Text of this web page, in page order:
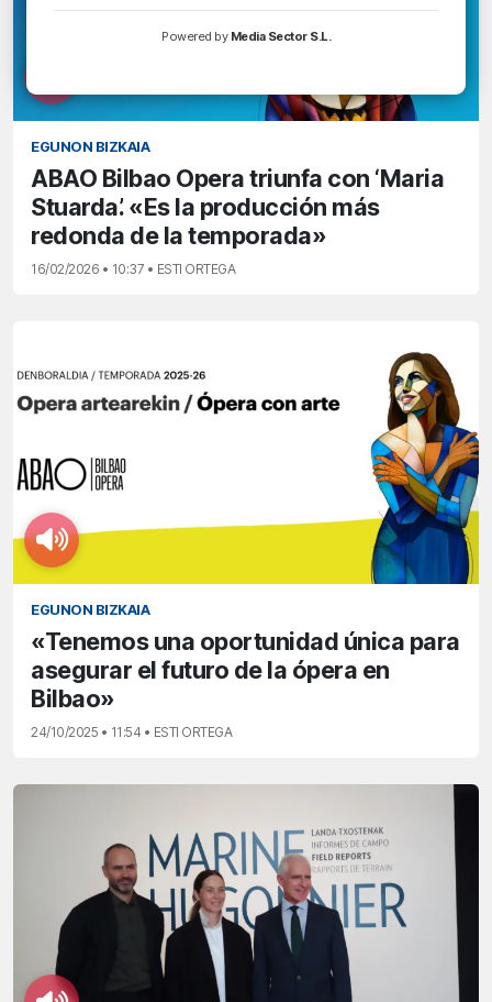
EGUNON BIZKAIA
ABAO Bilbao Opera triunfa con ‘Maria
Stuarda’. «Es la producción más
redonda de la temporada»
16/02/2026 • 10:37 • ESTI ORTEGA
EGUNON BIZKAIA
«Tenemos una oportunidad única para
asegurar el futuro de la ópera en
Bilbao»
24/10/2025 • 11:54 • ESTI ORTEGA
Powered by Media Sector S.L.